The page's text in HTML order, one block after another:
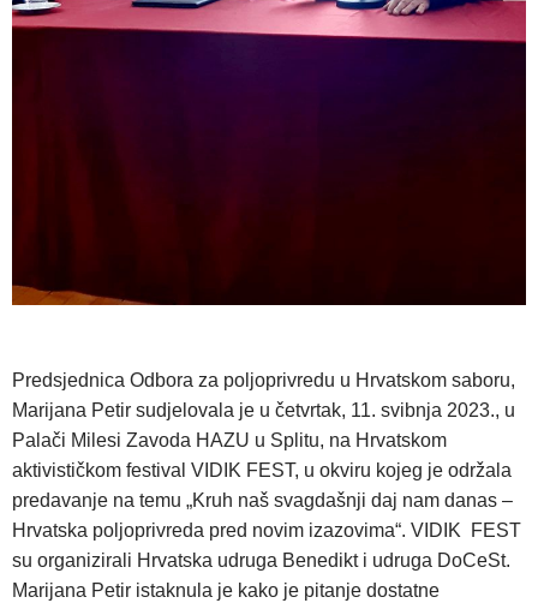
Predsjednica Odbora za poljoprivredu u Hrvatskom saboru,
Marijana Petir sudjelovala je u četvrtak, 11. svibnja 2023., u
Palači Milesi Zavoda HAZU u Splitu, na Hrvatskom
aktivističkom festival VIDIK FEST, u okviru kojeg je održala
predavanje na temu „Kruh naš svagdašnji daj nam danas –
Hrvatska poljoprivreda pred novim izazovima“. VIDIK FEST
su organizirali Hrvatska udruga Benedikt i udruga DoCeSt.
Marijana Petir istaknula je kako je pitanje dostatne